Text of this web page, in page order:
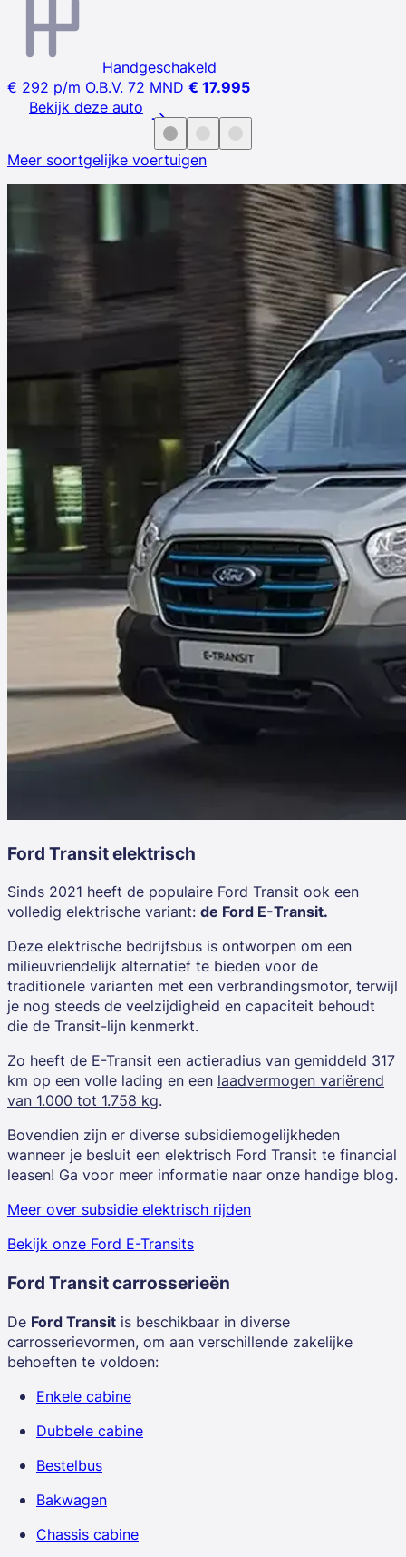
Handgeschakeld
€ 292 p/m O.B.V. 72 MND € 17.995
Bekijk deze auto
Meer soortgelijke voertuigen
Ford Transitelektrisch
Sinds 2021 heeft de populaire Ford Transit ook een
volledig elektrische variant: de Ford E-Transit.
Deze elektrische bedrijfsbus is ontworpen om een
milieuvriendelijk alternatief te bieden voor de
traditionele varianten met een verbrandingsmotor, terwijl
je nog steeds de veelzijdigheid en capaciteit behoudt
die de Transit-lijn kenmerkt.
Zo heeft de E-Transit een actieradius van gemiddeld 317
km op een volle lading en een laadvermogen variërend
van 1.000 tot 1.758 kg.
Bovendien zijn er diverse subsidiemogelijkheden
wanneer je besluit een elektrisch Ford Transit te financial
leasen! Ga voor meer informatie naar onze handige blog.
Meer over subsidie elektrisch rijden
Bekijk onze Ford E-Transits
Ford Transitcarrosserieën
De Ford Transit is beschikbaar in diverse
carrosserievormen, om aan verschillende zakelijke
behoeften te voldoen:
Enkele cabine
Dubbele cabine
Bestelbus
Bakwagen
Chassis cabine